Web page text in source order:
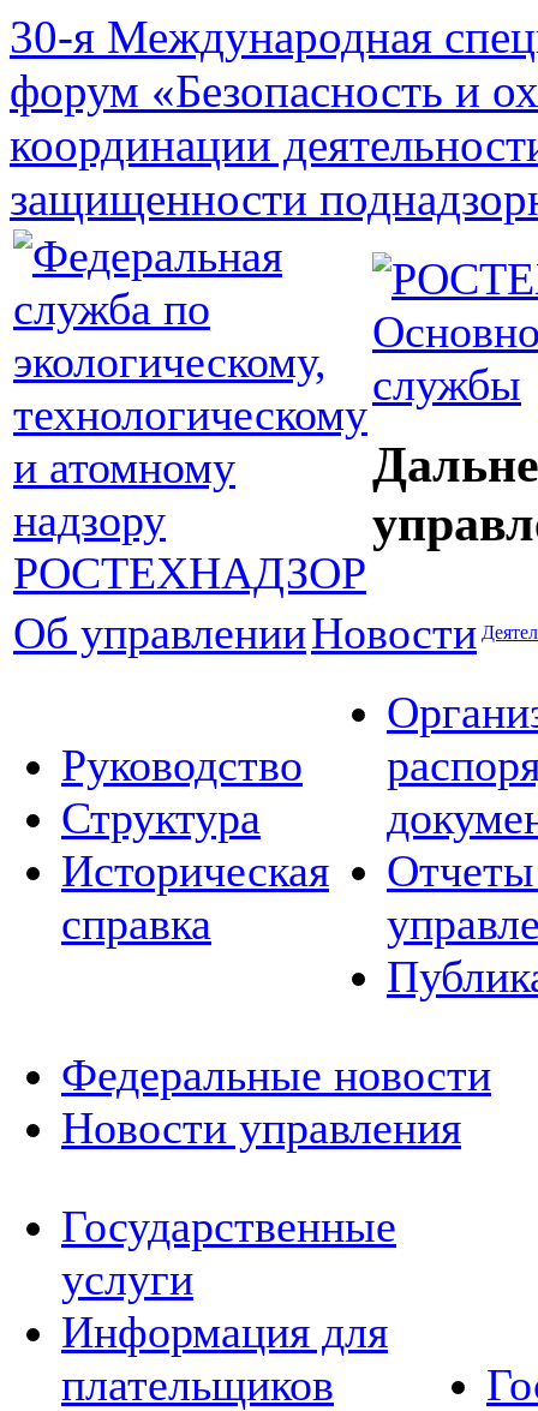
30-я Международная
форум «Безопасность и
координации
защищенности
службы
Об управленииНовости
Руководство
Структура
Историческая
справка
Отчеты
Федеральные новости
Новости управления
Государственные
услуги
Информация для
плательщиков